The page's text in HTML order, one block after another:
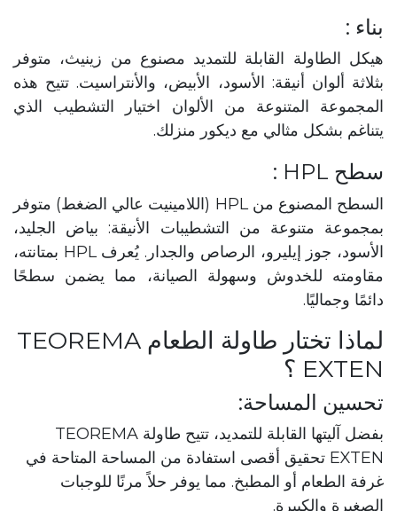
بناء :
هيكل الطاولة القابلة للتمديد مصنوع من زينيث، متوفر
بثلاثة ألوان أنيقة: الأسود، الأبيض، والأنتراسيت. تتيح هذه
المجموعة المتنوعة من الألوان اختيار التشطيب الذي
يتناغم بشكل مثالي مع ديكور منزلك.
سطح HPL :
السطح المصنوع من HPL (اللامينيت عالي الضغط) متوفر
بمجموعة متنوعة من التشطيبات الأنيقة: بياض الجليد،
الأسود، جوز إيليرو، الرصاص والجدار. يُعرف HPL بمتانته،
مقاومته للخدوش وسهولة الصيانة، مما يضمن سطحًا
دائمًا وجماليًا.
لماذا تختار طاولة الطعام TEOREMA
EXTEN ؟
تحسين المساحة:
بفضل آليتها القابلة للتمديد، تتيح طاولة TEOREMA
EXTEN تحقيق أقصى استفادة من المساحة المتاحة في
غرفة الطعام أو المطبخ. مما يوفر حلاً مرنًا للوجبات
الصغيرة والكبيرة.